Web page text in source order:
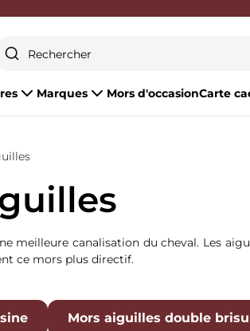
Marques Mors d'occasionCarte
meilleure canalisation du cheval. Les
ce mors plus directif.
Mors aiguilles double